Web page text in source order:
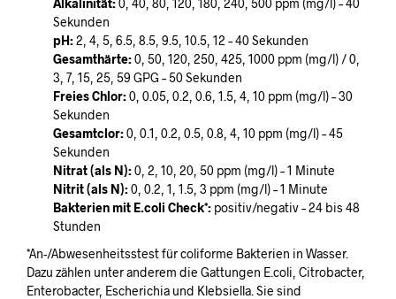
Sekunden
pH:2, 4, 5, 6.5, 8.5, 9.5, 10.5, 12 – 40 Sekunden
Gesamthärte:0, 50, 120, 250, 425, 1000 ppm (mg/l) / 0,
3, 7, 15, 25, 59 GPG – 50 Sekunden
Freies Chlor:0, 0.05, 0.2, 0.6, 1.5, 4, 10 ppm (mg/l) – 30
Sekunden
Gesamtclor:0, 0.1, 0.2, 0.5, 0.8, 4, 10 ppm (mg/l) – 45
Sekunden
Nitrat (als N):0, 2, 10, 20, 50 ppm (mg/l) – 1 Minute
Nitrit (als N):0, 0.2, 1, 1.5, 3 ppm (mg/l) – 1 Minute
Bakterien mit E.coli Check*: positiv/negativ – 24 bis 48
Stunden
*An-/Abwesenheitsstest für coliforme Bakterien in Wasser.
Dazu zählen unter anderem die Gattungen E.coli, Citrobacter,
Enterobacter, Escherichia und Klebsiella. Sie sind